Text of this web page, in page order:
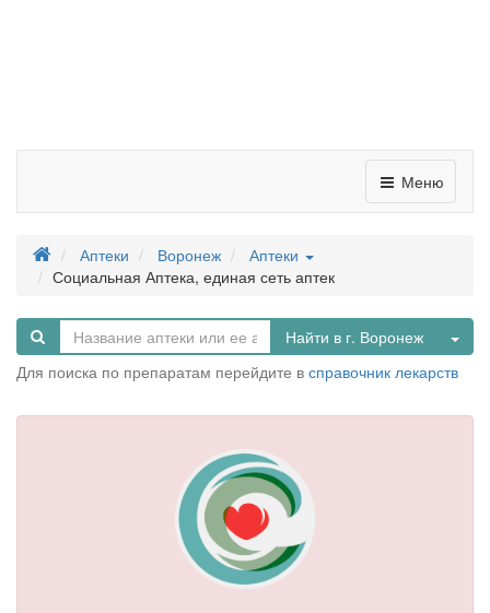
Меню
Аптеки Воронеж
Аптеки
Социальная Аптека, единая сеть аптек
Найти в г. Воронеж
Для поиска по препаратам перейдите в справочник лекарств